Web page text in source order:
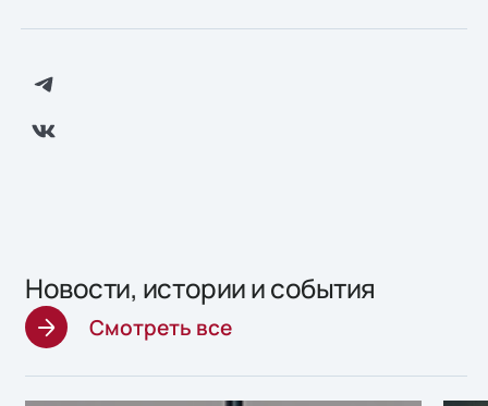
Новости, истории и события
Смотреть все